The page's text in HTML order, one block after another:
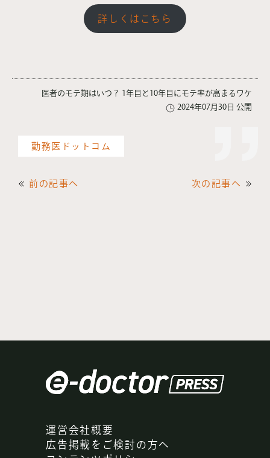
詳しくはこちら
医者のモテ期はいつ？ 1年目と10年目にモテ率が高まるワケ
2024年07月30日 公開
前の記事へ
勤務医ドットコム
次の記事へ
運営会社概要
広告掲載をご検討の方へ